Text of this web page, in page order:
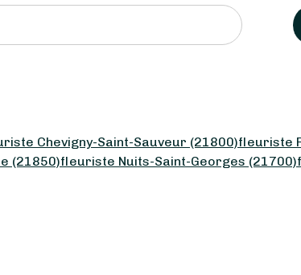
Chevigny-Saint-Sauveur (21800)fleuriste
(21850)fleuriste Nuits-Saint-Georges (21700)